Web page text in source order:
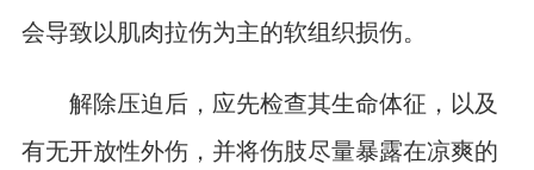
会导致以肌肉拉伤为主的软组织损伤。
解除压迫后，应先检查其生命体征，以及
有无开放性外伤，并将伤肢尽量暴露在凉爽的